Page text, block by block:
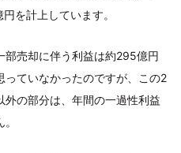
を計上しています。
部売却に伴う利益は約295億円
っていなかったのですが、この2
の部分は、年間の一過性利益